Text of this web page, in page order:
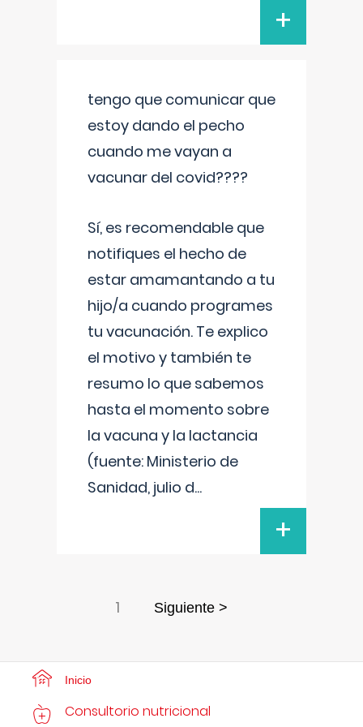
+
tengo que comunicar que
estoy dando el pecho
cuando me vayan a
vacunar del covid????
Sí, es recomendable que
notifiques el hecho de
estar amamantando a tu
hijo/a cuando programes
tu vacunación. Te explico
el motivo y también te
resumo lo que sabemos
hasta el momento sobre
la vacuna y la lactancia
(fuente: Ministerio de
Sanidad, julio d...
+
1 Siguiente >
Inicio
Consultorio nutricional